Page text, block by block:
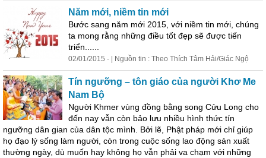
Năm mới, niềm tin mới
Bước sang năm mới 2015, với niềm tin mới, chúng
ta mong rằng những điều tốt đẹp sẽ được tiến
triển......
02/01/2015 - | Nguồn tin : Theo Thích Tâm Hải/Giác Ngộ
Tín ngưỡng – tôn giáo của người Khơ Me
Nam Bộ
Người Khmer vùng đồng bằng song Cửu Long cho
đến nay vẫn còn bảo lưu nhiều hình thức tín
ngưỡng dân gian của dân tộc mình. Bởi lẽ, Phật pháp mới chỉ giúp
họ đạo lý sống làm người, còn trong cuộc sống lao động sản xuất
thường ngày, dù muốn hay không họ vẫn phải va chạm với những